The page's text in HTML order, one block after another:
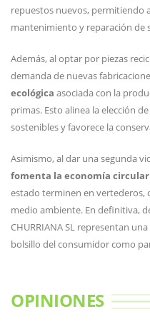
repuestos nuevos, permitiendo
mantenimiento y reparación de
Además, al optar por piezas
demanda de nuevas
ecológica asociada con la
primas. Esto alinea la elección
sostenibles y favorece la
Asimismo, al dar una segunda
fomenta la economía circular
estado terminen en
medio ambiente. En definitiva,
CHURRIANA SL representan
bolsillo del consumidor como
OPINIONES